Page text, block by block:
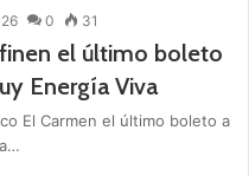
0 31
el último boleto
Energía Viva
El Carmen el último boleto a